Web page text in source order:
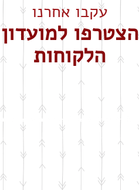
עקבו אחרנו
הצטרפו למועדון
הלקוחות